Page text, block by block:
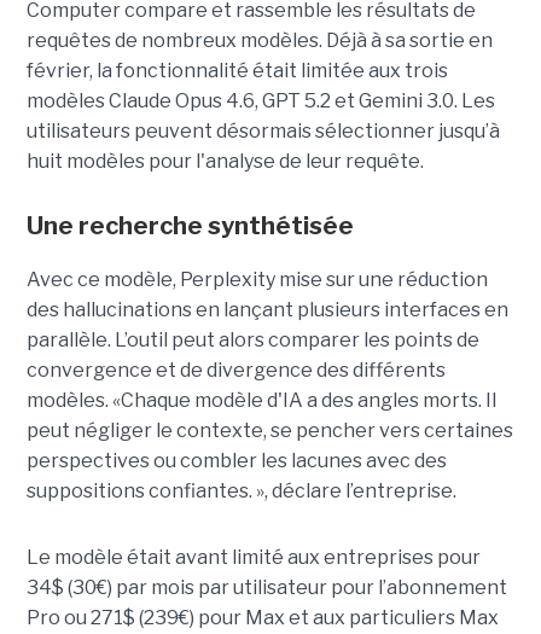
Computer compare et rassemble les résultats de
requêtes de nombreux modèles. Déjà à sa sortie en
février, la fonctionnalité était limitée aux trois
modèles Claude Opus 4.6, GPT 5.2 et Gemini 3.0. Les
utilisateurs peuvent désormais sélectionner jusqu’à
huit modèles pour l'analyse de leur requête.
Une recherche synthétisée
Avec ce modèle, Perplexity mise sur une réduction
des hallucinations en lançant plusieurs interfaces en
parallèle. L’outil peut alors comparer les points de
convergence et de divergence des différents
modèles. «Chaque modèle d'IA a des angles morts. Il
peut négliger le contexte, se pencher vers certaines
perspectives ou combler les lacunes avec des
suppositions confiantes. », déclare l’entreprise.
Le modèle était avant limité aux entreprises pour
34$ (30€) par mois par utilisateur pour l’abonnement
Pro ou 271$ (239€) pour Max et aux particuliers Max